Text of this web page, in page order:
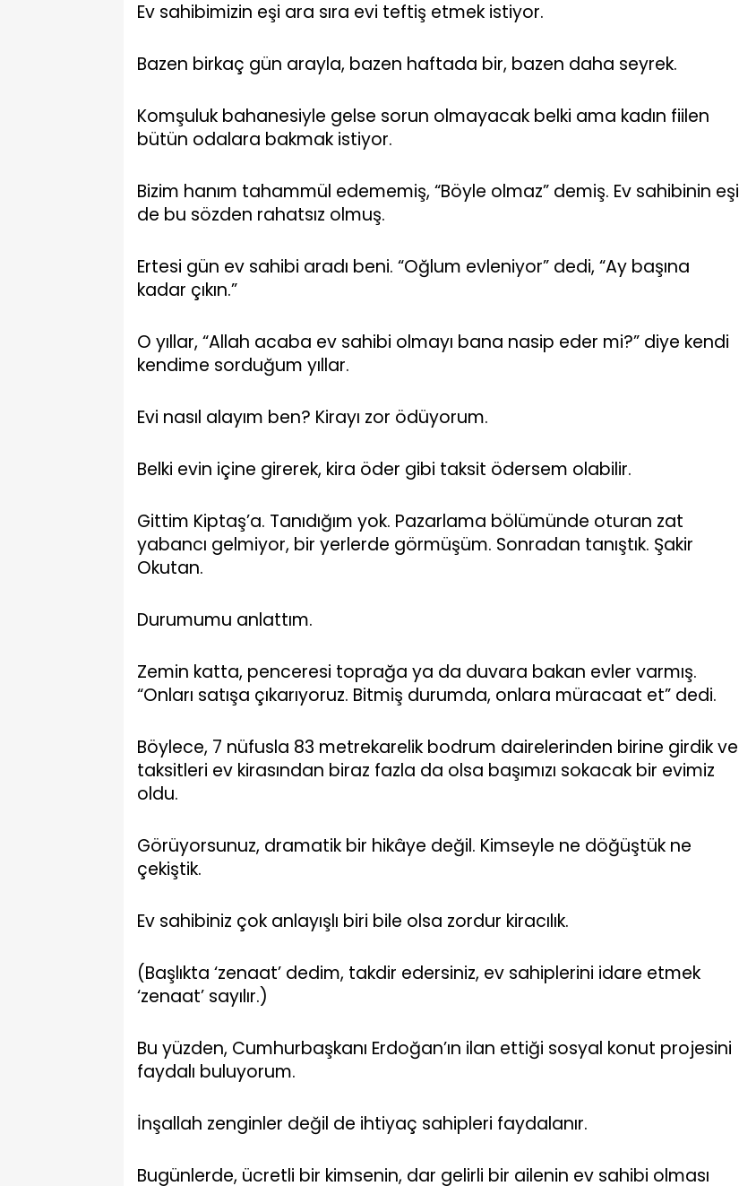
Ev sahibimizin eşi ara sıra evi teftiş etmek istiyor.
Bazen birkaç gün arayla, bazen haftada bir, bazen daha seyrek.
Komşuluk bahanesiyle gelse sorun olmayacak belki ama kadın fiilen
bütün odalara bakmak istiyor.
Bizim hanım tahammül edememiş, “Böyle olmaz” demiş. Ev sahibinin eşi
de bu sözden rahatsız olmuş.
Ertesi gün ev sahibi aradı beni. “Oğlum evleniyor” dedi, “Ay başına
kadar çıkın.”
O yıllar, “Allah acaba ev sahibi olmayı bana nasip eder mi?” diye kendi
kendime sorduğum yıllar.
Evi nasıl alayım ben? Kirayı zor ödüyorum.
Belki evin içine girerek, kira öder gibi taksit ödersem olabilir.
Gittim Kiptaş’a. Tanıdığım yok. Pazarlama bölümünde oturan zat
yabancı gelmiyor, bir yerlerde görmüşüm. Sonradan tanıştık. Şakir
Okutan.
Durumumu anlattım.
Zemin katta, penceresi toprağa ya da duvara bakan evler varmış.
“Onları satışa çıkarıyoruz. Bitmiş durumda, onlara müracaat et” dedi.
Böylece, 7 nüfusla 83 metrekarelik bodrum dairelerinden birine girdik ve
taksitleri ev kirasından biraz fazla da olsa başımızı sokacak bir evimiz
oldu.
Görüyorsunuz, dramatik bir hikâye değil. Kimseyle ne döğüştük ne
çekiştik.
Ev sahibiniz çok anlayışlı biri bile olsa zordur kiracılık.
(Başlıkta ‘zenaat’ dedim, takdir edersiniz, ev sahiplerini idare etmek
‘zenaat’ sayılır.)
Bu yüzden, Cumhurbaşkanı Erdoğan’ın ilan ettiği sosyal konut projesini
faydalı buluyorum.
İnşallah zenginler değil de ihtiyaç sahipleri faydalanır.
Bugünlerde, ücretli bir kimsenin, dar gelirli bir ailenin ev sahibi olması